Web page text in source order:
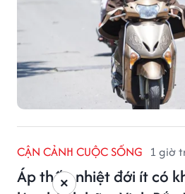
CẬN CẢNH CUỘC SỐNG 1 giờ
Áp thấp nhiệt đới ít có
×